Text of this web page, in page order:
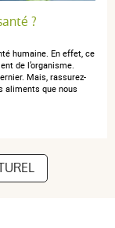
commande du
?
humaine. En effet, ce
de l’organisme.
Mais, rassurez-
aliments que nous